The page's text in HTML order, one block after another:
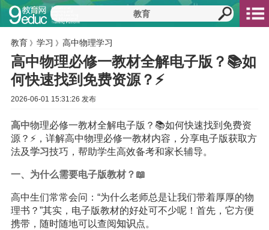
教育 》 学习 》 高中物理学习
高中物理必修一教材全解电子版？📚如
何快速找到免费资源？⚡️
2026-06-01 15:31:26 发布
高中物理必修一教材全解电子版？📚如何快速找到免费资
源？⚡️，详解高中物理必修一教材内容，分享电子版获取方
法及学习技巧，帮助学生高效备考和家长辅导。
一、为什么需要电子版教材？📖
高中生们常常会问：“为什么老师总是让我们带着厚厚的物
理书？”其实，电子版教材的好处可不少呢！首先，它方便
携带，随时随地可以查阅知识点。